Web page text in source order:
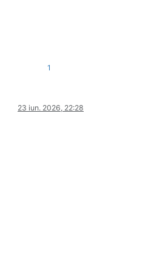
1
23 iun. 2026, 22:28